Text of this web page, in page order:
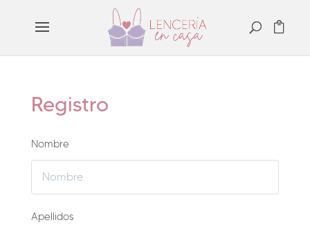
Registro
Nombre
Apellidos